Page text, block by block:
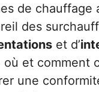
de chauffage
des
et d’
et comment
une